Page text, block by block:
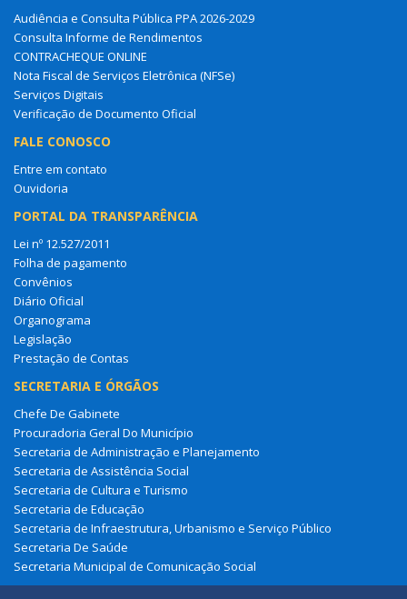
Audiência e Consulta Pública PPA 2026-2029
Consulta Informe de Rendimentos
CONTRACHEQUE ONLINE
Nota Fiscal de Serviços Eletrônica (NFSe)
Serviços Digitais
Verificação de Documento Oficial
FALE CONOSCO
Entre em contato
Ouvidoria
PORTAL DA TRANSPARÊNCIA
Lei nº 12.527/2011
Folha de pagamento
Convênios
Diário Oficial
Organograma
Legislação
Prestação de Contas
SECRETARIA E ÓRGÃOS
Chefe De Gabinete
Procuradoria Geral Do Município
Secretaria de Administração e Planejamento
Secretaria de Assistência Social
Secretaria de Cultura e Turismo
Secretaria de Educação
Secretaria de Infraestrutura, Urbanismo e Serviço Público
Secretaria De Saúde
Secretaria Municipal de Comunicação Social